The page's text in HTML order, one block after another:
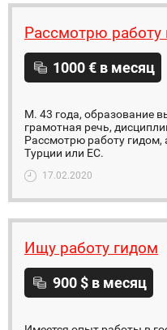
Рассмотрю работу
1000 € в месяц
М. 43 года, образование
грамотная речь,
Рассмотрю работу
Турции или ЕС.
17.02.2020
Ищу работу гидом
900 $ в месяц